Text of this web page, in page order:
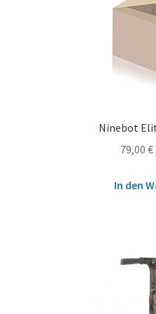
Ninebot
79,00 €
In den